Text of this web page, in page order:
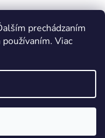
prechádzaním
Viac
práva vyhradené.